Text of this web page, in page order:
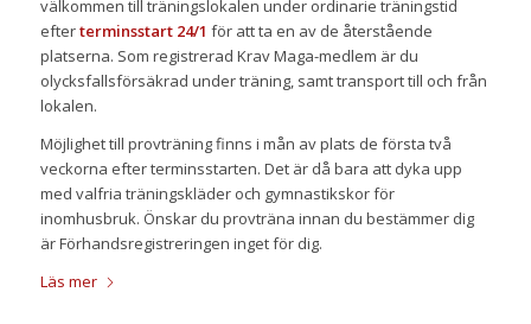
välkommen till träningslokalen under ordinarie träningstid
efterterminsstart 24/1 för att ta en av de återstående
platserna. Som registrerad Krav Maga-medlem är du
olycksfallsförsäkrad under träning, samt transport till och från
lokalen.
Möjlighet till provträning finns i mån av plats de första två
veckorna efter terminsstarten. Det är då bara att dyka upp
med valfria träningskläder och gymnastikskor för
inomhusbruk. Önskar du provträna innan du bestämmer dig
är Förhandsregistreringen inget för dig.
Läs mer